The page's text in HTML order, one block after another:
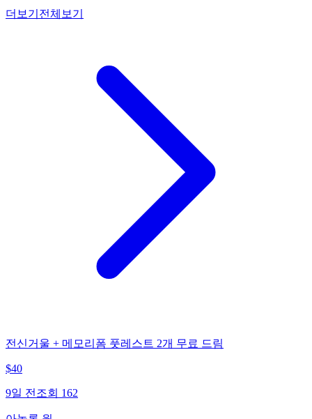
더보기 전체보기
전신거울 + 메모리폼 풋레스트 2개 무료 드림
$40
9일 전 조회 162